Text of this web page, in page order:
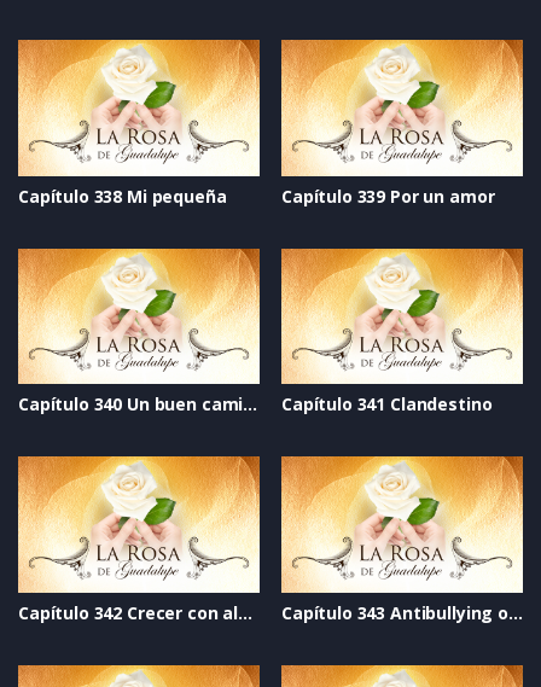
Capítulo 338 Mi pequeña Capítulo 339 Por un amor
Capítulo 340 Un buen camino Capítulo 341 Clandestino
Capítulo 342 Crecer con alegría Capítulo 343 Antibullying otro cielo